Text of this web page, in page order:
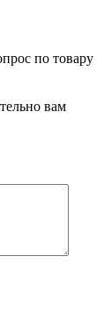
по товару
вам